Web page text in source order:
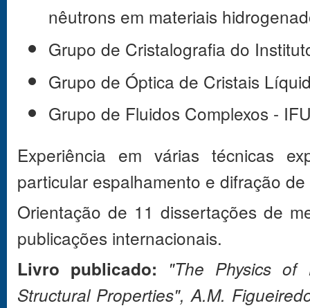
nêutrons em materiais
Grupo de Cristalografia do
Grupo de Óptica de Cristais
Grupo de Fluidos Complexos -
Experiência em várias técnicas
particular espalhamento e difração
Orientação de 11 dissertações de
publicações internacionais.
Livro publicado: "The Physics of
Structural Properties", A.M.